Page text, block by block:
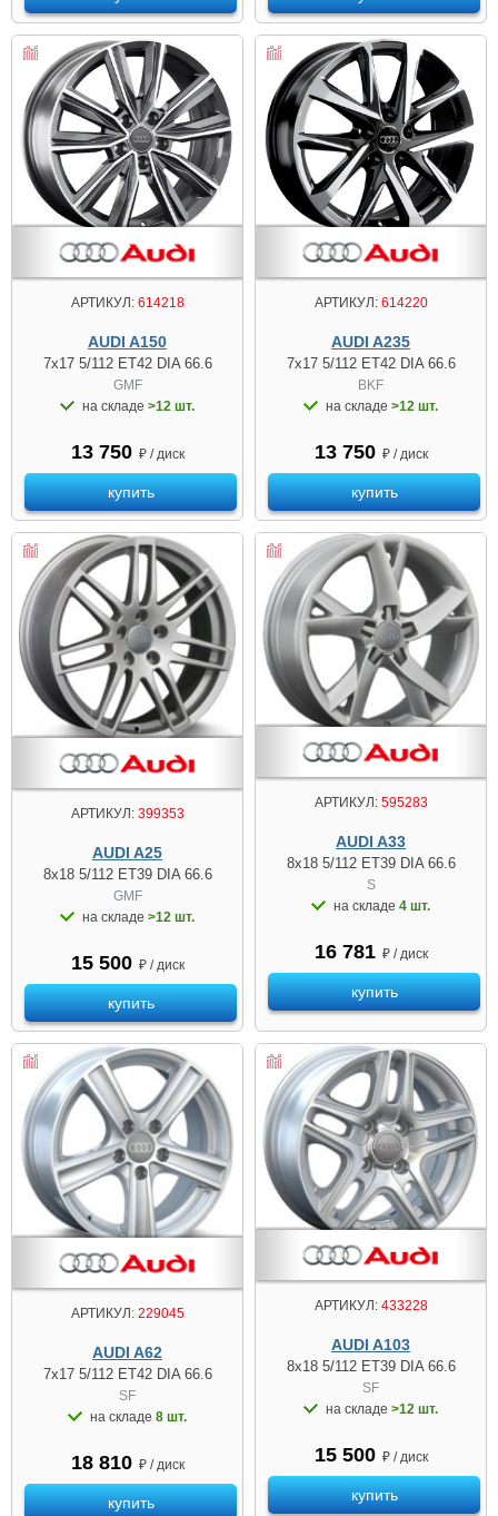
АРТИКУЛ:614218
AUDI A150
7x17 5/112 ET42 DIA 66.6
GMF
на складе >12 шт.
13 750 ₽ / диск
купить
АРТИКУЛ:614220
AUDI A235
7x17 5/112 ET42 DIA 66.6
BKF
на складе >12 шт.
13 750 ₽ / диск
купить
АРТИКУЛ:399353
AUDI A25
8x18 5/112 ET39 DIA 66.6
GMF
на складе >12 шт.
15 500 ₽ / диск
купить
АРТИКУЛ:595283
AUDI A33
8x18 5/112 ET39 DIA 66.6
S
на складе 4 шт.
16 781 ₽ / диск
купить
АРТИКУЛ:229045
AUDI A62
7x17 5/112 ET42 DIA 66.6
SF
на складе 8 шт.
18 810 ₽ / диск
купить
АРТИКУЛ:433228
AUDI A103
8x18 5/112 ET39 DIA 66.6
SF
на складе >12 шт.
15 500 ₽ / диск
купить